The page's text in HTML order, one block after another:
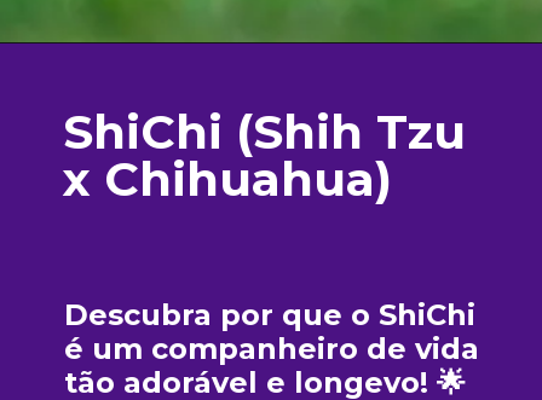
ShiChi (Shih Tzu
x Chihuahua)
Descubra por que o ShiChi
é um companheiro de vida
tão adorável e longevo! 🌟